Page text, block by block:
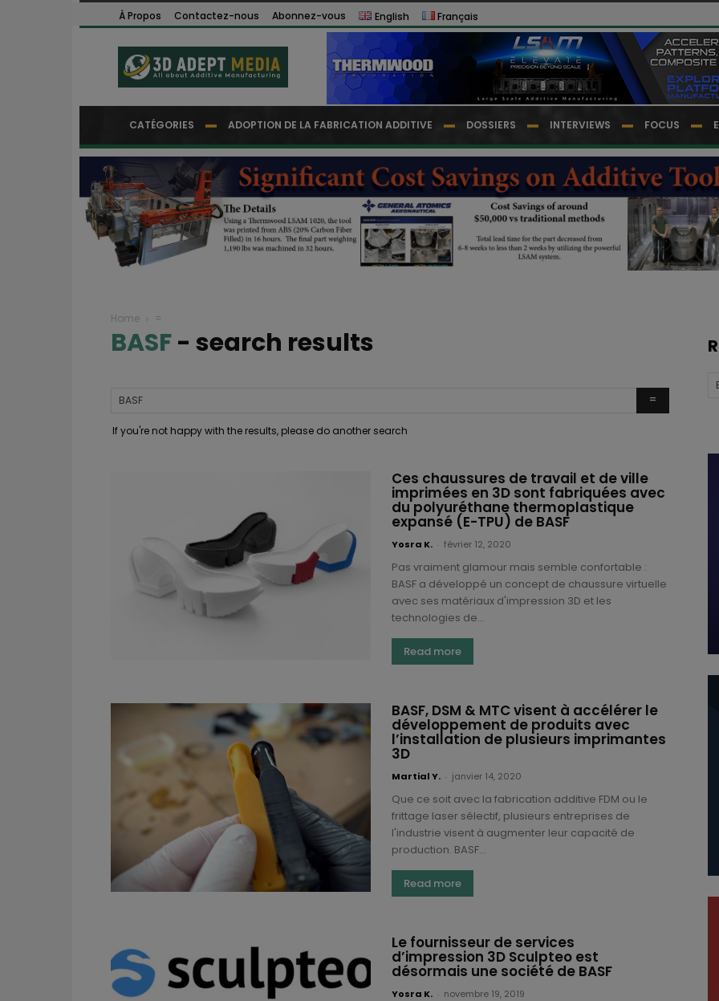
À Propos Contactez-nous Abonnez-vous English Français
CATÉGORIES ADOPTION DE LA FABRICATION ADDITIVE DOSSIERS INTERVIEWS FOCUS
Home =
BASF- search results
If you're not happy with the results, please do another search
Ces chaussures de travail et de ville
imprimées en 3D sont fabriquées avec
du polyuréthane thermoplastique
expansé (E-TPU) de BASF
Yosra K. février 12, 2020
Pas vraiment glamour mais semble confortable :
BASF a développé un concept de chaussure virtuelle
avec ses matériaux d'impression 3D et les
technologies de...
Read more
BASF, DSM & MTC visent à accélérer le
développement de produits avec
l’installation de plusieurs imprimantes
3D
Martial Y. janvier 14, 2020
Que ce soit avec la fabrication additive FDM ou le
frittage laser sélectif, plusieurs entreprises de
l'industrie visent à augmenter leur capacité de
production. BASF...
Read more
Le fournisseur de services
d’impression 3D Sculpteo est
désormais une société de BASF
Yosra K. novembre 19, 2019